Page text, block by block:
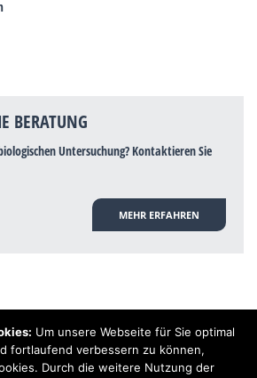
BERATUNG
Untersuchung? Kontaktieren Sie
MEHR ERFAHREN
die einen Zusammenhang zwischen
Problemen aufzeigen, ist es von der
wissenschaftlich nicht anerkannt, dass
Um unsere Webseite für Sie optimal
fortlaufend verbessern zu können,
Durch die weitere Nutzung der